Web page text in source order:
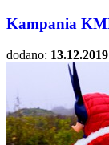
Kampania
dodano: 13.12.2019